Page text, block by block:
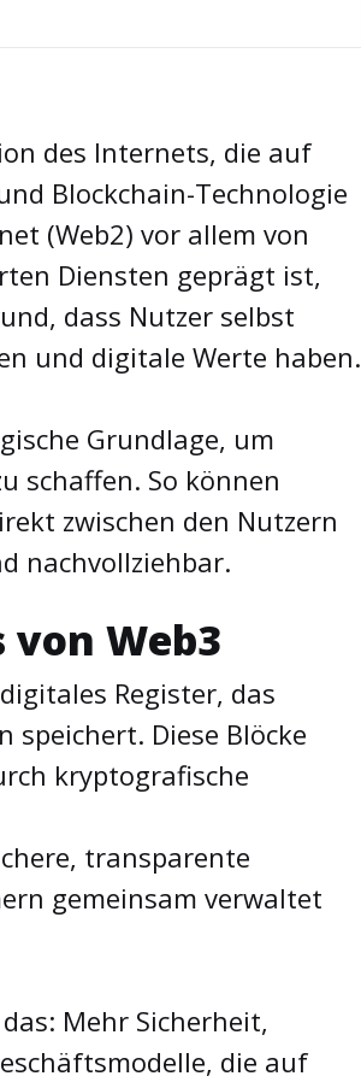
des Internets, die auf
Blockchain-Technologie
(Web2) vor allem von
Diensten geprägt ist,
dass Nutzer selbst
und digitale Werte haben.
Grundlage, um
schaffen. So können
zwischen den Nutzern
nachvollziehbar.
von Web3
Register, das
speichert. Diese Blöcke
kryptografische
transparente
gemeinsam verwaltet
Mehr Sicherheit,
die auf